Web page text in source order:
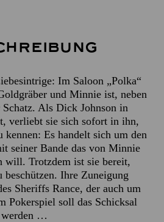
Im Saloon „Polka“
und Minnie ist, neben
Als Dick Johnson in
verliebt sie sich sofort in ihn,
kennen: Es handelt sich um den
seiner Bande das von Minnie
will. Trotzdem ist sie bereit,
beschützen. Ihre Zuneigung
Sheriffs Rance, der auch um
Pokerspiel soll das Schicksal
werden …